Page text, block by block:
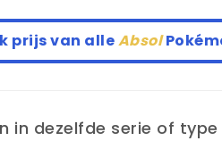
prijs van alleAbsol
in dezelfde serie of type